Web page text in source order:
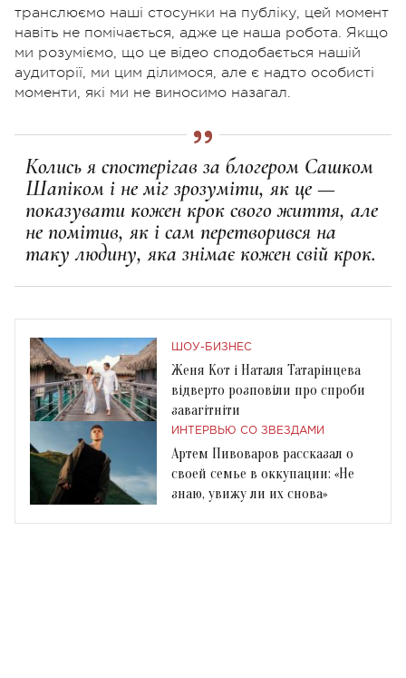
транслюємо наші стосунки на публіку, цей момент
навіть не помічається, адже це наша робота. Якщо
ми розуміємо, що це відео сподобається нашій
аудиторії, ми цим ділимося, але є надто особисті
моменти, які ми не виносимо назагал.
Колись я спостерігав за блогером Сашком
Шапіком і не міг зрозуміти, як це —
показувати кожен крок свого життя, але
не помітив, як і сам перетворився на
таку людину, яка знімає кожен свій крок.
ШОУ-БИЗНЕС
Женя Кот і Наталя Татарінцева
відверто розповіли про спроби
завагітніти
ИНТЕРВЬЮ СО ЗВЕЗДАМИ
Артем Пивоваров рассказал о
своей семье в оккупации: «Не
знаю, увижу ли их снова»